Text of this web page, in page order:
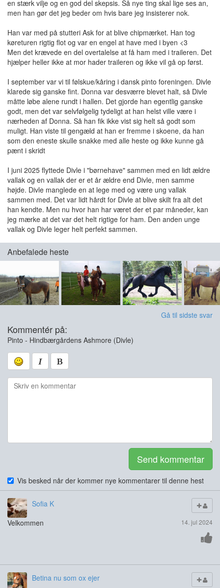
en stærk vilje og en god del skepsis. Så nye ting skal lige ses an,
men han gør det jeg beder om hvis bare jeg insisterer nok.
Han var med på stutteri Ask for at blive chipmærket. Han tog
køreturen rigtig flot og var en engel at have med i byen <3
Men det krævede en del overtalelse at få ham med i traileren. Det
hjælper heller ikke at mor hader traileren og ikke vil gå op først.
I september var vi til følskue/kåring i dansk pinto foreningen. Divle
klarede sig ganske fint. Donna var desværre blevet halt, så Divle
måtte løbe alene rundt i hallen. Det gjorde han egentlig ganske
godt, men det var selvfølgelig tydeligt at han helst ville være i
nærheden af Donna. Så han fik ikke vist sig helt så godt som
muligt. Han viste til gengæld at han er fremme i skoene, da han
som den eneste skulle snakke med alle heste og ikke kunne gå
pænt i skridt
I juni 2025 flyttede Divle i "børnehave" sammen med en lidt ældre
vallak og en vallak der er et år ældre end Divle, men samme
højde. Divle manglede en at lege med og være ung vallak
sammen med. Det var lidt hårdt for Divle at blive skilt fra alt det
han kendte. Men nu hvor han har været der et par måneder, kan
jeg mærke at det var det helt rigtige for ham. Den anden unge
vallak og Divle leger helt perfekt sammen.
Anbefalede heste
Gå til sidste svar
Kommentér på:
Pinto - Hindbærgårdens Ashmore (Divle)
Send kommentar
Vis besked når der kommer nye kommentarer til denne hest
Sofia K
14. jul 2024
Velkommen
Betina nu som ox ejer